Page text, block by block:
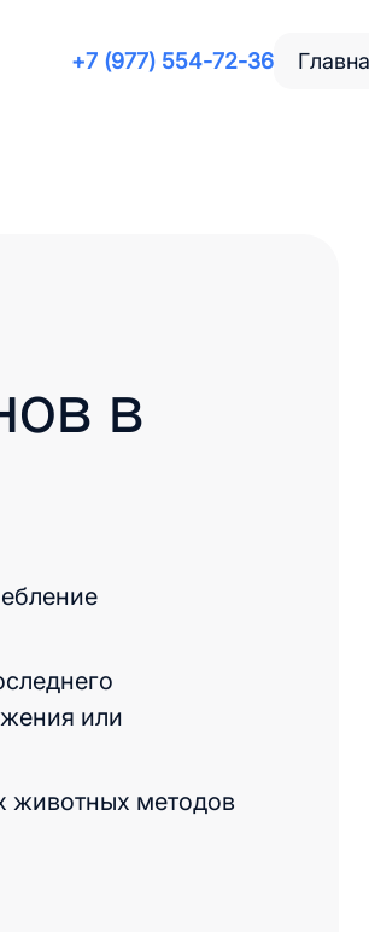
+7 (977) 554-72-36
в
или
животных методов